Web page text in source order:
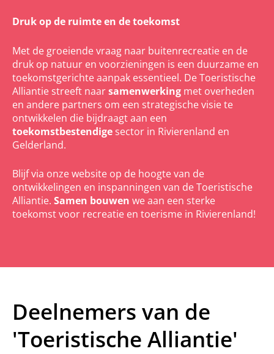
Druk op de ruimte en de toekomst
Met de groeiende vraag naar buitenrecreatie en de
druk op natuur en voorzieningen is een duurzame en
toekomstgerichte aanpak essentieel. De Toeristische
Alliantie streeft naarsamenwerking met overheden
en andere partners om een strategische visie te
ontwikkelen die bijdraagt aan een
toekomstbestendige sector in Rivierenland en
Gelderland.
Blijf via onze website op de hoogte van de
ontwikkelingen en inspanningen van de Toeristische
Alliantie. Samen bouwen we aan een sterke
toekomst voor recreatie en toerisme in Rivierenland!
Deelnemers van de
'Toeristische Alliantie'